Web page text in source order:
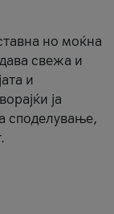
но моќна
свежа и
и
ја
споделување,